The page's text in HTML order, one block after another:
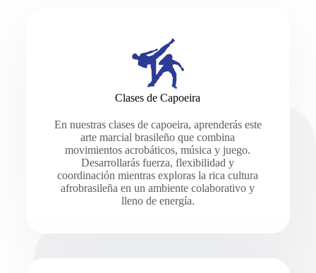
Clases de Capoeira
En nuestras clases de capoeira, aprenderás este
arte marcial brasileño que combina
movimientos acrobáticos, música y juego.
Desarrollarás fuerza, flexibilidad y
coordinación mientras exploras la rica cultura
afrobrasileña en un ambiente colaborativo y
lleno de energía.